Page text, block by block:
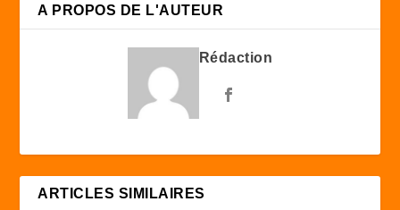
A PROPOS DE L'AUTEUR
Rédaction
ARTICLES SIMILAIRES